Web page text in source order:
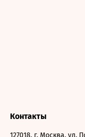
Контакты
127018, г. Москва, ул.